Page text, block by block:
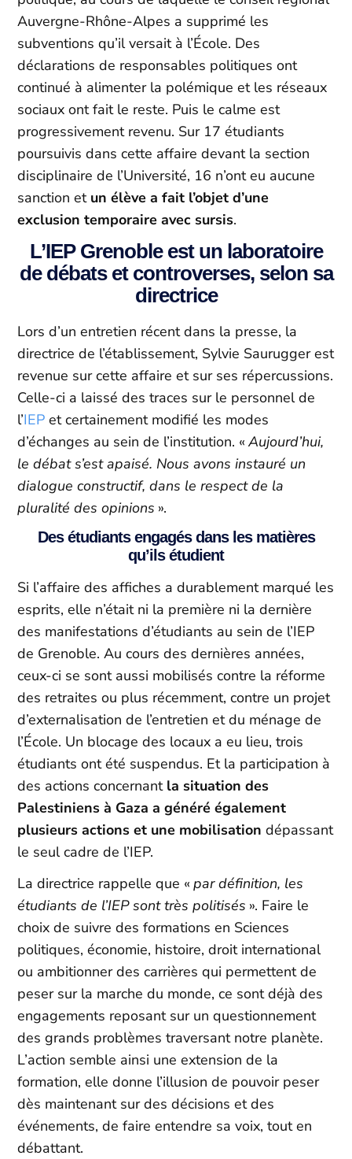
Auvergne-Rhône-Alpes a supprimé les
subventions qu’il versait à l’École. Des
déclarations de responsables politiques ont
continué à alimenter la polémique et les réseaux
sociaux ont fait le reste. Puis le calme est
progressivement revenu. Sur 17 étudiants
poursuivis dans cette affaire devant la section
disciplinaire de l’Université, 16 n’ont eu aucune
sanction et un élève a fait l’objet d’une
exclusion temporaire avec sursis.
L’IEP Grenoble est un laboratoire
de débats et controverses, selon sa
directrice
Lors d’un entretien récent dans la presse, la
directrice de l’établissement, Sylvie Saurugger est
revenue sur cette affaire et sur ses répercussions.
Celle-ci a laissé des traces sur le personnel de
l’IEP et certainement modifié les modes
d’échanges au sein de l’institution. «Aujourd’hui,
le débat s’est apaisé. Nous avons instauré un
dialogue constructif, dans le respect de la
pluralité des opinions ».
Des étudiants engagés dans les matières
qu’ils étudient
Si l’affaire des affiches a durablement marqué les
esprits, elle n’était ni la première ni la dernière
des manifestations d’étudiants au sein de l’IEP
de Grenoble. Au cours des dernières années,
ceux-ci se sont aussi mobilisés contre la réforme
des retraites ou plus récemment, contre un projet
d’externalisation de l’entretien et du ménage de
l’École. Un blocage des locaux a eu lieu, trois
étudiants ont été suspendus. Et la participation à
des actions concernant la situation des
Palestiniens à Gaza a généré également
plusieurs actions et une mobilisation dépassant
le seul cadre de l’IEP.
La directrice rappelle que «par définition, les
étudiants de l’IEP sont très politisés ». Faire le
choix de suivre des formations en Sciences
politiques, économie, histoire, droit international
ou ambitionner des carrières qui permettent de
peser sur la marche du monde, ce sont déjà des
engagements reposant sur un questionnement
des grands problèmes traversant notre planète.
L’action semble ainsi une extension de la
formation, elle donne l’illusion de pouvoir peser
dès maintenant sur des décisions et des
événements, de faire entendre sa voix, tout en
débattant.